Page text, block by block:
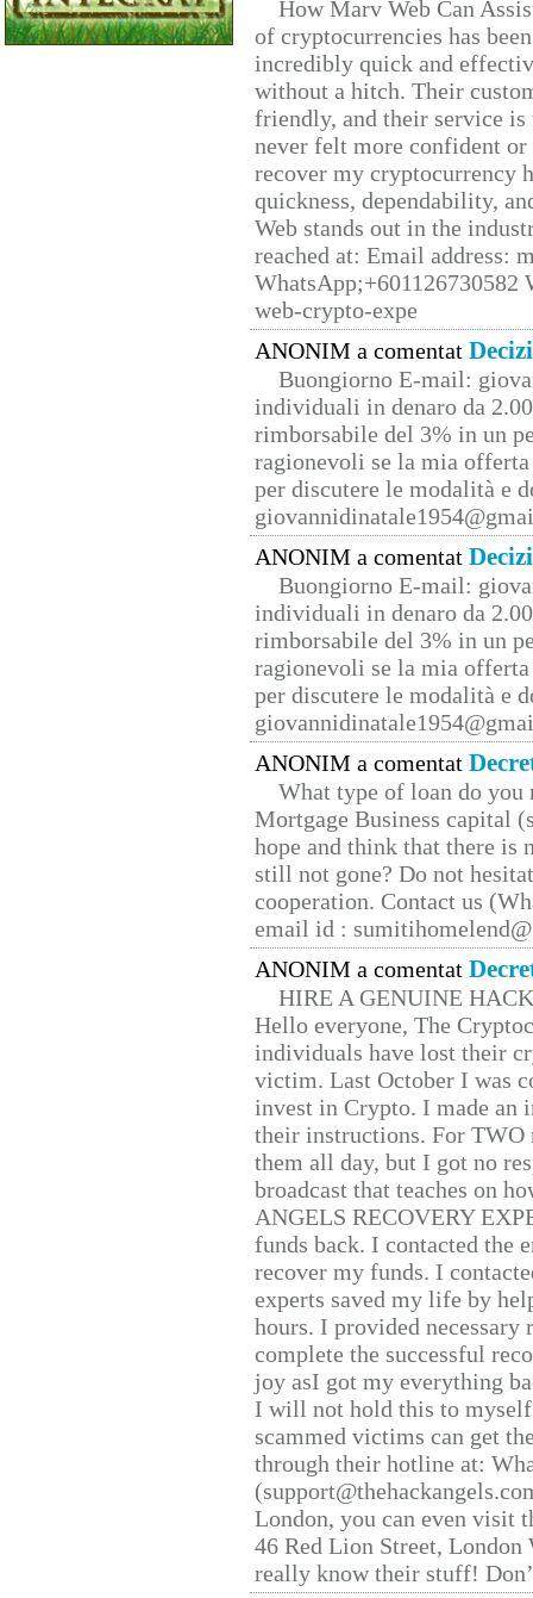
How Marv Web Can
of cryptocurrencies has
incredibly quick and
without a hitch. Their
friendly, and their service
never felt more confident
recover my cryptocurrency
quickness, dependability,
Web stands out in the
reached at: Email address:
web-crypto-expe
ANONIM a comentat
Buongiorno E-mail:
individuali in denaro da
rimborsabile del 3% in un
ragionevoli se la mia
per discutere le modalità e
ANONIM a comentat
Buongiorno E-mail:
individuali in denaro da
rimborsabile del 3% in un
ragionevoli se la mia
per discutere le modalità e
ANONIM a comentat
What type of loan do you
Mortgage Business capital
hope and think that there is
still not gone? Do not
cooperation. Contact us
email id :
ANONIM a comentat
HIRE A GENUINE
Hello everyone, The
individuals have lost their
victim. Last October I was
invest in Crypto. I made
their instructions. For TWO
them all day, but I got no
broadcast that teaches on
ANGELS RECOVERY
funds back. I contacted the
recover my funds. I
experts saved my life by
hours. I provided
complete the successful
joy asI got my everything
I will not hold this to
scammed victims can get
through their hotline at:
London, you can even visit
46 Red Lion Street, London
really know their stuff!